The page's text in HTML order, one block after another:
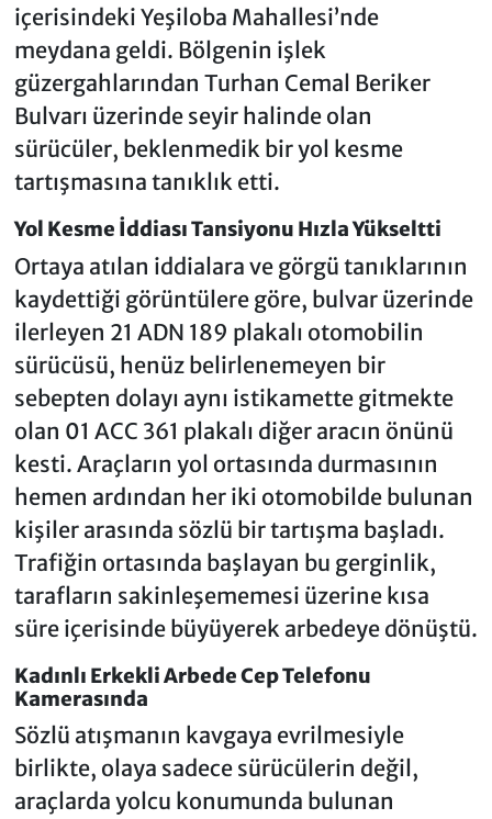
içerisindeki Yeşiloba Mahallesi’nde
meydana geldi. Bölgenin işlek
güzergahlarından Turhan Cemal Beriker
Bulvarı üzerinde seyir halinde olan
sürücüler, beklenmedik bir yol kesme
tartışmasına tanıklık etti.
Yol Kesme İddiası Tansiyonu Hızla Yükseltti
Ortaya atılan iddialara ve görgü tanıklarının
kaydettiği görüntülere göre, bulvar üzerinde
ilerleyen 21 ADN 189 plakalı otomobilin
sürücüsü, henüz belirlenemeyen bir
sebepten dolayı aynı istikamette gitmekte
olan 01 ACC 361 plakalı diğer aracın önünü
kesti. Araçların yol ortasında durmasının
hemen ardından her iki otomobilde bulunan
kişiler arasında sözlü bir tartışma başladı.
Trafiğin ortasında başlayan bu gerginlik,
tarafların sakinleşememesi üzerine kısa
süre içerisinde büyüyerek arbedeye dönüştü.
Kadınlı Erkekli Arbede Cep Telefonu
Kamerasında
Sözlü atışmanın kavgaya evrilmesiyle
birlikte, olaya sadece sürücülerin değil,
araçlarda yolcu konumunda bulunan